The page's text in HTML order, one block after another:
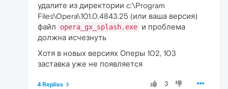
удалите из директории c:\Program
Files\Opera\101.0.4843.25 (или ваша версия)
файл
opera_gx_splash.exe и проблема
должна исчезнуть
Хотя в новых версиях Оперы 102, 103
заставка уже не появляется
3
4 Replies